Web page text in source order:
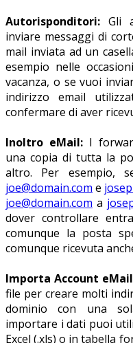
Autorisponditori: Gli
inviare messaggi di
mail inviata ad un
esempio nelle
vacanza, o se vuoi
indirizzo email
confermare di aver
Inoltro eMail:I
una copia di tutta la
altro. Per esempio,
joe@domain.com e
joe@domain.com a
dover controllare
comunque la posta
comunque ricevuta
Importa Account
file per creare molti
dominio con una
importare i dati puoi
Excel (.xls) o in tabella